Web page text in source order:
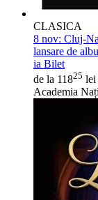
CLASICA
8 nov: Cluj-
lansare de
ia Bilet
de la 11825 lei
Academia